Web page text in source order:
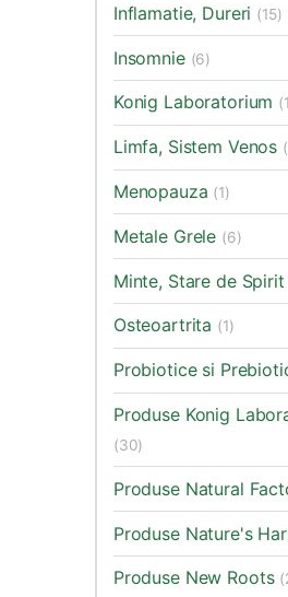
Inflamatie, Dureri (15)
Insomnie (6)
Konig Laboratorium
Limfa, Sistem Venos
Menopauza (1)
Metale Grele (6)
Minte, Stare de Spirit
Osteoartrita (1)
Probiotice si
Produse Konig
(30)
Produse Natural
Produse Nature's
Produse New Roots